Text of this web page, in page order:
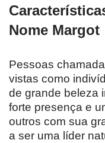
Nome Margot
Pessoas
vistas como
de grande beleza
forte presença e
outros com sua
a ser uma líder